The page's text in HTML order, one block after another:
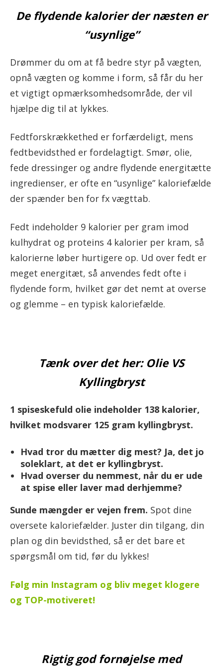
De flydende kalorier der næsten er
“usynlige”
Drømmer du om at få bedre styr på vægten,
opnå vægten og komme i form, så får du her
et vigtigt opmærksomhedsområde, der vil
hjælpe dig til at lykkes.
Fedtforskrækkethed er forfærdeligt, mens
fedtbevidsthed er fordelagtigt. Smør, olie,
fede dressinger og andre flydende energitætte
ingredienser, er ofte en “usynlige” kaloriefælde
der spænder ben for fx vægttab.
Fedt indeholder 9 kalorier per gram imod
kulhydrat og proteins 4 kalorier per kram, så
kalorierne løber hurtigere op. Ud over fedt er
meget energitæt, så anvendes fedt ofte i
flydende form, hvilket gør det nemt at overse
og glemme – en typisk kaloriefælde.
Tænk over det her: Olie VS
Kyllingbryst
1 spiseskefuld olie indeholder 138 kalorier,
hvilket modsvarer 125 gram kyllingbryst.
Hvad tror du mætter dig mest? Ja, det jo
soleklart, at det er kyllingbryst.
Hvad overser du nemmest, når du er ude
at spise eller laver mad derhjemme?
Sunde mængder er vejen frem. Spot dine
oversete kaloriefælder. Juster din tilgang, din
plan og din bevidsthed, så er det bare et
spørgsmål om tid, før du lykkes!
Følg min Instagram og bliv meget klogere
og TOP-motiveret!
Rigtig god fornøjelse med